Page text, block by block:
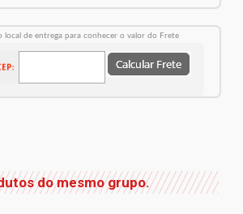
local de entrega para conhecer o valor do Frete
do mesmo grupo.